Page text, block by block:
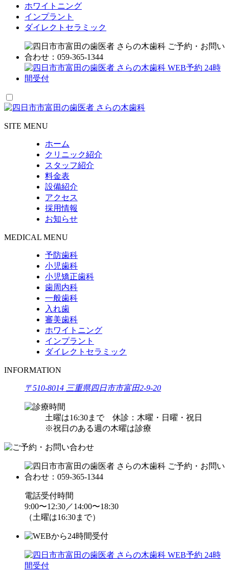
ホワイトニング
インプラント
ダイレクトセラミック
SITE MENU
ホーム
クリニック紹介
スタッフ紹介
料金表
設備紹介
アクセス
採用情報
お知らせ
MEDICAL MENU
予防歯科
小児歯科
小児矯正歯科
歯周内科
一般歯科
入れ歯
審美歯科
ホワイトニング
インプラント
ダイレクトセラミック
INFORMATION
〒510-8014 三重県四日市市富田2-9-20
土曜は16:30まで休診：木曜・日曜・祝日
※祝日のある週の木曜は診療
電話受付時間
9:00〜12:30／14:00〜18:30
（土曜は16:30まで）